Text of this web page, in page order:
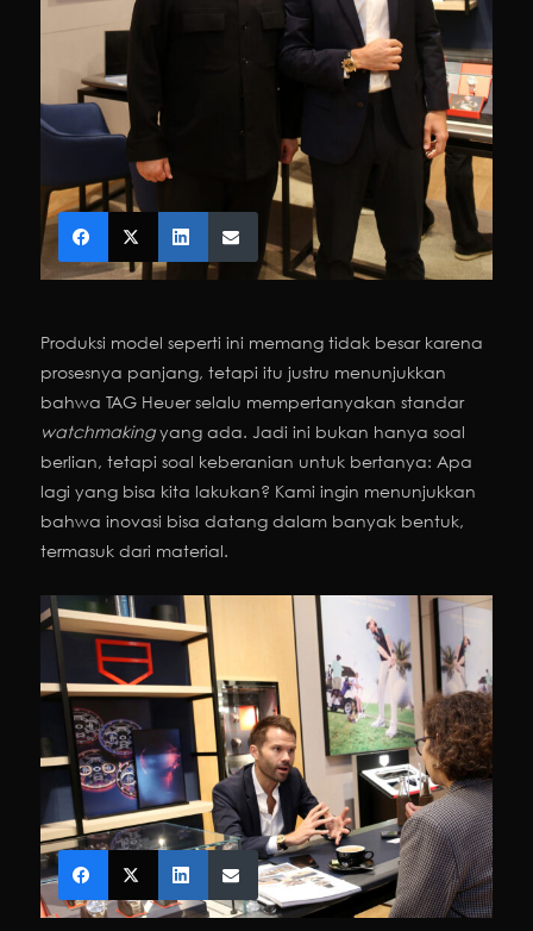
Produksi model seperti ini memang tidak besar karena
prosesnya panjang, tetapi itu justru menunjukkan
bahwa TAG Heuer selalu mempertanyakan standar
watchmakingyang ada. Jadi ini bukan hanya soal
berlian, tetapi soal keberanian untuk bertanya: Apa
lagi yang bisa kita lakukan? Kami ingin menunjukkan
bahwa inovasi bisa datang dalam banyak bentuk,
termasuk dari material.